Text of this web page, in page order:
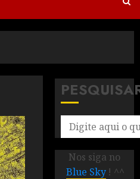
Nos siga no
Blue Sky ! ^^